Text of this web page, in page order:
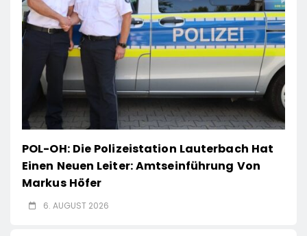
POL-OH: Die Polizeistation Lauterbach Hat
Einen Neuen Leiter: Amtseinführung Von
Markus Höfer
6. AUGUST 2026